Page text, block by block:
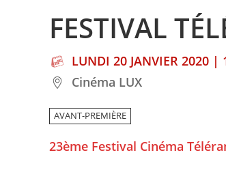
FESTIVAL
LUNDI 20 JANVIER 2020 |
Cinéma LUX
AVANT-PREMIÈRE
23ème Festival Cinéma